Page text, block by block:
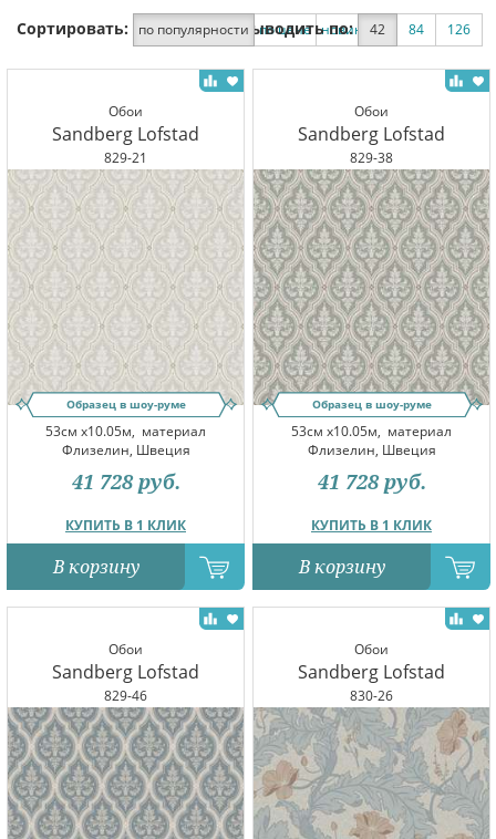
Сортировать: по популярности по цене новинки по скидке
Выводить по: 42 84 126
Обои
Sandberg Lofstad
829-21
Образец в шоу-руме
53см x10.05м, материал
Флизелин, Швеция
КУПИТЬ В 1 КЛИК
41 728 руб.
В корзину
Обои
Sandberg Lofstad
829-38
Образец в шоу-руме
53см x10.05м, материал
Флизелин, Швеция
КУПИТЬ В 1 КЛИК
41 728 руб.
В корзину
Обои
Sandberg Lofstad
829-46
Обои
Sandberg Lofstad
830-26